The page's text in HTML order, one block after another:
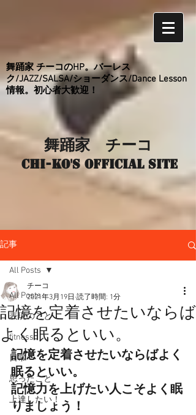
舞踊家 チーコのHP。バーレス
ク/JAZZ/SALSA/ショーダンス/Dance Lesson
情報。初心者大歓迎！
舞踊家 チーコ
Chi-ko's Official site
記事
All Posts
表現のこと
fitness
日常
思ったこと
上達したい！
All Posts
記憶を定着させたいならば
よく眠るといい。
チーコ
2021年3月19日 読了時間: 1分
記憶を定着させたいならばよく
眠るといい。
記憶力を上げたい人こそよく眠
りましょう！